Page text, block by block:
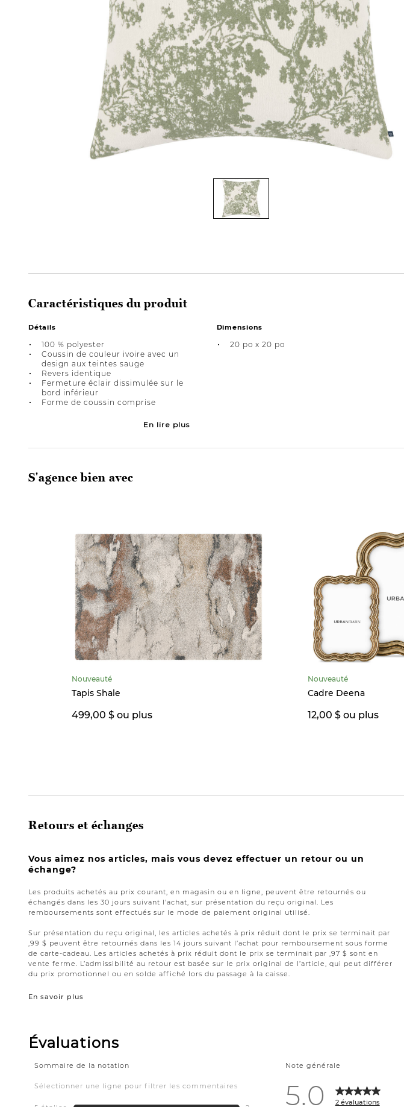
Caractéristiques du produit
Détails
100 % polyester
Coussin de couleur ivoire avec un
design aux teintes sauge
Revers identique
Fermeture éclair dissimulée sur le
bord inférieur
Forme de coussin comprise
En lire plus
Dimensions
20 po x 20 po
S'agence bien avec
Nouveauté
Tapis Shale
499,00 $ ou plus
Nouveauté
Cadre Deena
12,00 $ ou plus
Retours et échanges
Vous aimez nos articles, mais vous devez effectuer un retour ou un
échange?
Les produits achetés au prix courant, en magasin ou en ligne, peuvent être retournés ou
échangés dans les 30 jours suivant l’achat, sur présentation du reçu original. Les
remboursements sont effectués sur le mode de paiement original utilisé.
Sur présentation du reçu original, les articles achetés à prix réduit dont le prix se terminait par
,99 $ peuvent être retournés dans les 14 jours suivant l’achat pour remboursement sous forme
de carte-cadeau. Les articles achetés à prix réduit dont le prix se terminait par ,97 $ sont en
vente ferme. L’admissibilité au retour est basée sur le prix original de l’article, qui peut différer
du prix promotionnel ou en solde affiché lors du passage à la caisse.
En savoir plus